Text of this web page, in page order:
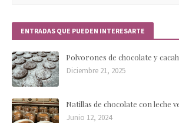
ENTRADAS QUE PUEDEN INTERESARTE
Polvorones de chocolate y
Diciembre 21, 2025
Natillas de chocolate con leche
Junio 12, 2024